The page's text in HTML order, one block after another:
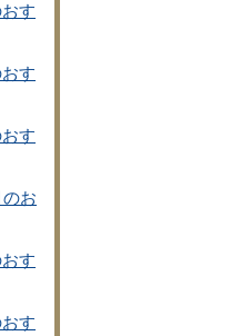
す
す
す
お
す
す